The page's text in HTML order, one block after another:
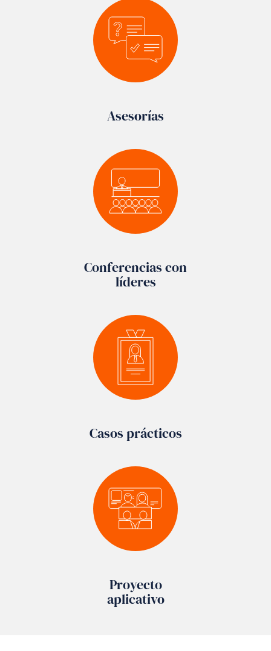
Asesorías
Conferencias con
líderes
Casos prácticos
Proyecto
aplicativo